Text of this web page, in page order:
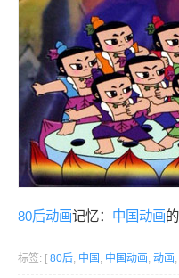
80后动画记忆： 中国动画的
标签: [ 80后, 中国 , 中国动画, 动画,